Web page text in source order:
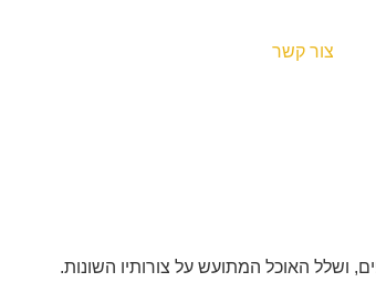
צור קשר
ושלל האוכל המתועש על צורותיו השונות.